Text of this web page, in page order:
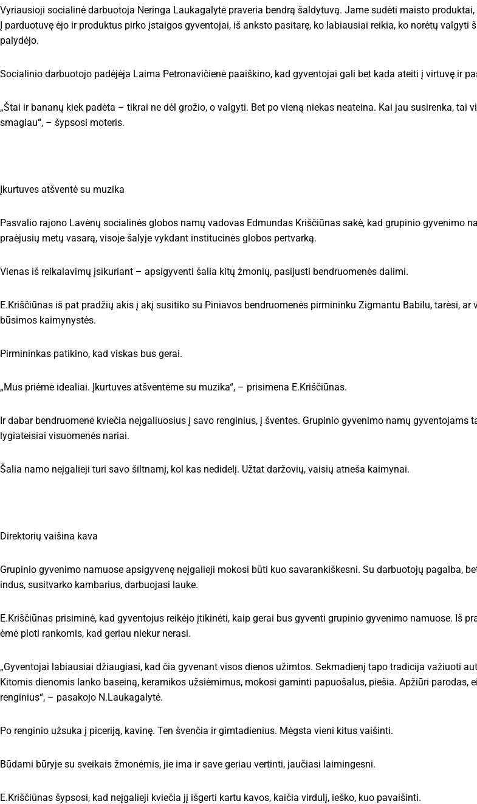
Vyriausioji socialinė darbuotoja Neringa Laukagalytė praveria bendrą šaldytuvą. Jame sudėti maisto
Į parduotuvę ėjo ir produktus pirko įstaigos gyventojai, iš anksto pasitarę, ko labiausiai reikia, ko norėtų valgyti
palydėjo.
Socialinio darbuotojo padėjėja Laima Petronavičienė paaiškino, kad gyventojai gali bet kada ateiti į virtuvę ir
„Štai ir bananų kiek padėta – tikrai ne dėl grožio, o valgyti. Bet po vieną niekas neateina. Kai jau susirenka, tai
smagiau“, – šypsosi moteris.
Įkurtuves atšventė su muzika
Pasvalio rajono Lavėnų socialinės globos namų vadovas Edmundas Kriščiūnas sakė, kad grupinio gyvenimo
praėjusių metų vasarą, visoje šalyje vykdant institucinės globos pertvarką.
Vienas iš reikalavimų įsikuriant – apsigyventi šalia kitų žmonių, pasijusti bendruomenės dalimi.
E.Kriščiūnas iš pat pradžių akis į akį susitiko su Piniavos bendruomenės pirmininku Zigmantu Babilu, tarėsi, ar
būsimos kaimynystės.
Pirmininkas patikino, kad viskas bus gerai.
„Mus priėmė idealiai. Įkurtuves atšventėme su muzika“, – prisimena E.Kriščiūnas.
Ir dabar bendruomenė kviečia neįgaliuosius į savo renginius, į šventes. Grupinio gyvenimo namų gyventojams
lygiateisiai visuomenės nariai.
Šalia namo neįgalieji turi savo šiltnamį, kol kas nedidelį. Užtat daržovių, vaisių atneša kaimynai.
Direktorių vaišina kava
Grupinio gyvenimo namuose apsigyvenę neįgalieji mokosi būti kuo savarankiškesni. Su darbuotojų pagalba,
indus, susitvarko kambarius, darbuojasi lauke.
E.Kriščiūnas prisiminė, kad gyventojus reikėjo įtikinėti, kaip gerai bus gyventi grupinio gyvenimo namuose. Iš
ėmė ploti rankomis, kad geriau niekur nerasi.
„Gyventojai labiausiai džiaugiasi, kad čia gyvenant visos dienos užimtos. Sekmadienį tapo tradicija važiuoti
Kitomis dienomis lanko baseiną, keramikos užsiėmimus, mokosi gaminti papuošalus, piešia. Apžiūri parodas,
renginius“, – pasakojo N.Laukagalytė.
Po renginio užsuka į piceriją, kavinę. Ten švenčia ir gimtadienius. Mėgsta vieni kitus vaišinti.
Būdami būryje su sveikais žmonėmis, jie ima ir save geriau vertinti, jaučiasi laimingesni.
E.Kriščiūnas šypsosi, kad neįgalieji kviečia jį išgerti kartu kavos, kaičia virdulį, ieško, kuo pavaišinti.